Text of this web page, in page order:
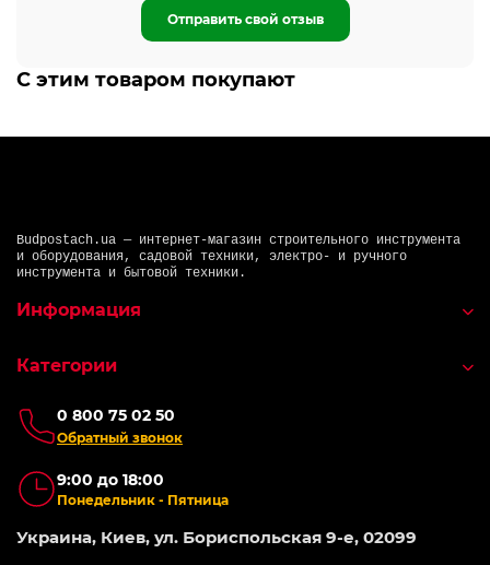
Отправить свой отзыв
С этим товаром покупают
Budpostach.ua — интернет-магазин строительного инструмента
и оборудования, садовой техники, электро- и ручного
инструмента и бытовой техники.
0 800 75 02 50
Обратный звонок
9:00 до 18:00
Понедельник - Пятница
Украина, Киев, ул. Бориспольская 9-е, 02099
Информация
Категории